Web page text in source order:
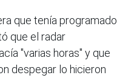
que tenía programado
que el radar
"varias horas" y que
despegar lo hicieron